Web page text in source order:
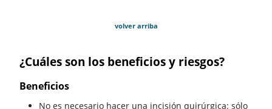
volver arriba
¿Cuáles son los beneficios y riesgos?
Beneficios
No es necesario hacer una incisión quirúrgica: sólo